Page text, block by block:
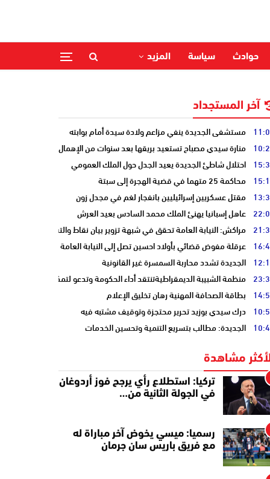
حوادث سياسة المزيد
آخر المستجداد
مستشفى الجديدة ينفي مزاعم ولادة سيدة أمام بوابته
منارة سيدي مصباح تستعيد بريقها بعد سنوات من الإهمال
احتلال شاطئ الجديدة يعيد الجدل حول الملك العمومي
محاكمة 25 متهما في قضية الهجرة إلى سبتة
مقتل عسكريين إسرائيليين بانفجار لغم في مجدل زون
عاهل إسبانيا يهنئ الملك محمد السادس بعيد العرش
مراكش: النيابة العامة تحقق في شبهة تزوير بيان نقاط والتشهير بطالب
عرقلة مفوض قضائي بأولاد احسين تصل إلى النيابة العامة
الجديدة تشدد محاربة السمسرة غير القانونية
منظمة الشبيبة الديمقراطيةتنتقد أداء الحكومة وتدعو لتمكين الشباب
بطاقة الصحافة المهنية رهان تخليق الإعلام
درك سيدي بوزيد تحرير محتجزة وتوقيف مشتبه فيه
الجديدة: مطالب بتسريع التنمية وتحسين الخدمات
مشاهدة
تركيا: استطلاع رأي يرجح فوز أردوغان
في الجولة الثانية من…
رسميا: ميسي يخوض آخر مباراة له
مع فريق باريس سان جرمان